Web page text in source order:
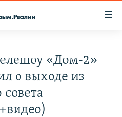
КРЫМА
«Дом-2»
о выходе из